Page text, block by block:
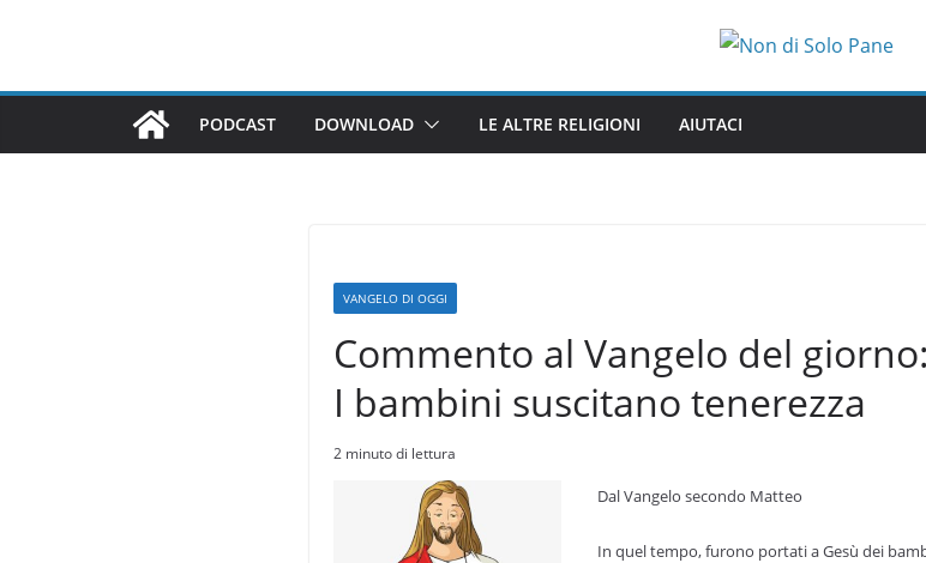
PODCAST DOWNLOAD LE ALTRE RELIGIONI AIUTACI
VANGELO DI OGGI
Commento al Vangelo del
I bambini suscitano tenerezza
2 minuto di lettura
Dal Vangelo secondo Matteo
In quel tempo, furono portati a Gesù dei